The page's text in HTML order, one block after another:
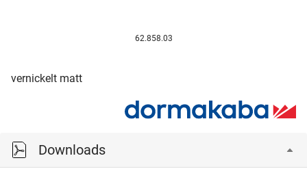
62.858.03
vernickelt matt
Downloads